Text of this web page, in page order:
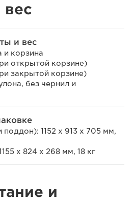
вес
и вес
и корзина
открытой корзине)
закрытой корзине)
без чернил и
поддон): 1152 x 913 x 705 мм,
x 824 x 268 мм, 18 кг
и